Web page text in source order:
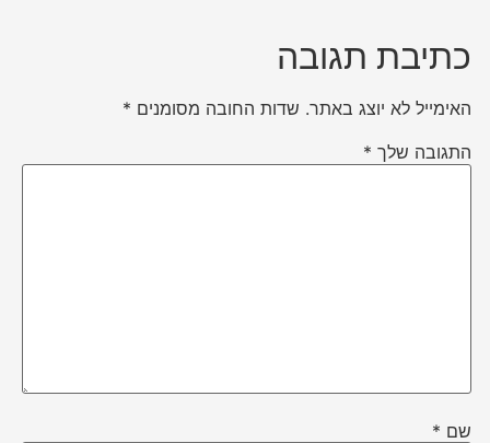
כתיבת תגובה
האימייל לא יוצג באתר. שדות החובה מסומנים *
התגובה שלך *
שם *